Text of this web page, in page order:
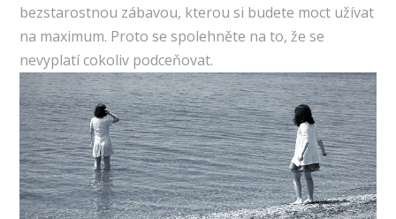
bezstarostnou zábavou, kterou si budete moct užívat
na maximum. Proto se spolehněte na to, že se
nevyplatí cokoliv podceňovat.